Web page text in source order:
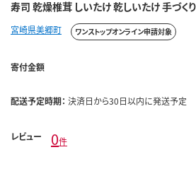
寿司 乾燥椎茸 しいたけ 乾しいたけ 手づく
宮崎県美郷町 ワンストップオンライン申請対象
寄付金額
配送予定時期： 決済日から30日以内に発送予定
レビュー 0件